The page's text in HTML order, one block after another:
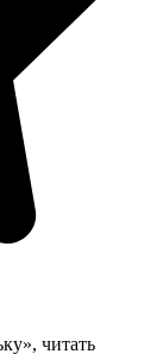
читать